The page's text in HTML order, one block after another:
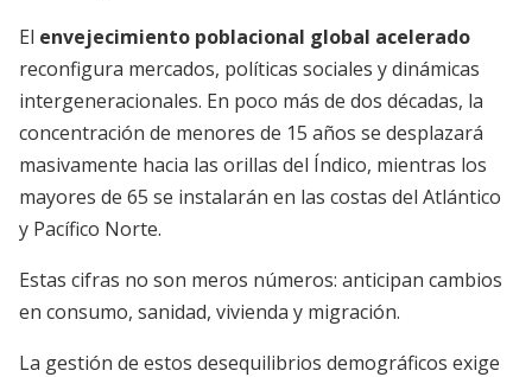
El envejecimiento poblacional global acelerado
reconfigura mercados, políticas sociales y dinámicas
intergeneracionales. En poco más de dos décadas, la
concentración de menores de 15 años se desplazará
masivamente hacia las orillas del Índico, mientras los
mayores de 65 se instalarán en las costas del Atlántico
y Pacífico Norte.
Estas cifras no son meros números: anticipan cambios
en consumo, sanidad, vivienda y migración.
La gestión de estos desequilibrios demográficos exige